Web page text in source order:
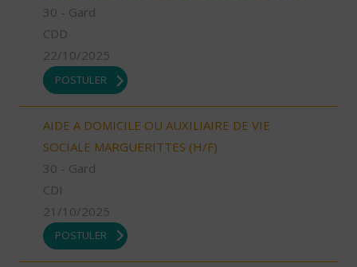
30 - Gard
CDD
22/10/2025
POSTULER
AIDE A DOMICILE OU AUXILIAIRE DE VIE
SOCIALE MARGUERITTES (H/F)
30 - Gard
CDI
21/10/2025
POSTULER